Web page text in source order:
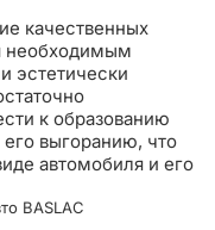
качественных
необходимым
эстетически
к образованию
выгоранию, что
автомобиля и его